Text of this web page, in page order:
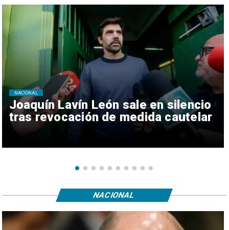
Joaquín Lavín León sale en silencio
tras revocación de medida cautelar
NACIONAL
NACIONAL